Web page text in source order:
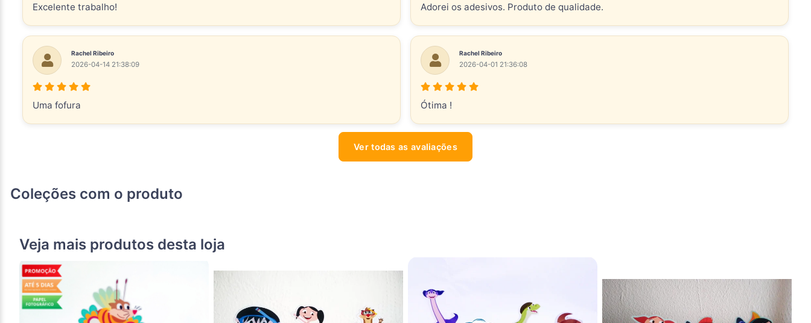
Excelente trabalho! Adorei os adesivos. Produto de qualidade.
Rachel Ribeiro
2026-04-14 21:38:09
Uma fofura
Rachel Ribeiro
2026-04-01 21:36:08
Ótima !
Ver todas as avaliações
Coleções com o produto
Veja mais produtos desta loja